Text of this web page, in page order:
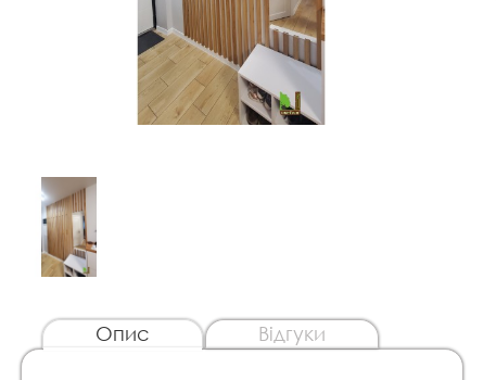
Опис Відгуки